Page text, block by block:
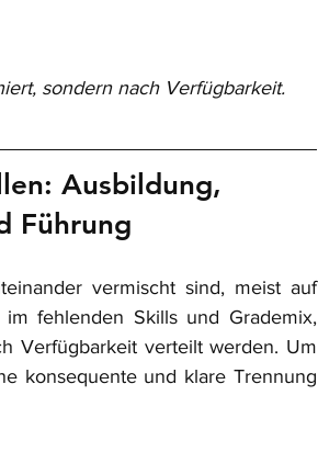
sondern nach Verfügbarkeit.
Ausbildung,
Führung
vermischt sind, meist auf
fehlenden Skills und Grademix,
Verfügbarkeit verteilt werden. Um
konsequente und klare Trennung